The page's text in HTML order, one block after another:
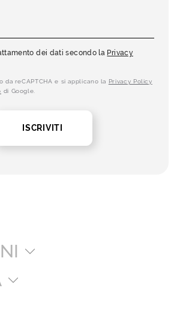
dei dati secondo la Privacy
da reCAPTCHA e si applicano la Privacy Policy
di Google.
ISCRIVITI